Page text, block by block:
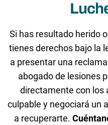
Si has resultado herido
tienes derechos bajo la
a presentar una
abogado de lesiones
directamente con los
culpable y negociará un
a recuperarte.